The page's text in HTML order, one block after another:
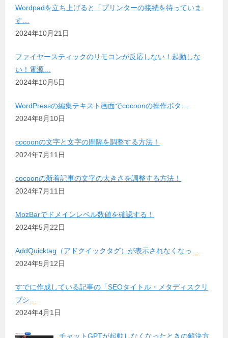
Wordpadを立ち上げると「プリンターの接続を待っていま
す…
2024年10月21日
ファイヤースティックのリモコンが反応しない！起動しな
い！電源…
2024年10月5日
WordPressの編集テキスト画面でcocoonの操作ボタ…
2024年8月10日
cocoonの文字と文字の間隔を調整する方法！
2024年7月11日
cocoonの新着記事の文字の大きさを調整する方法！
2024年7月11日
MozBarでドメインレベル数値を確認する！
2024年5月22日
AddQuicktag（アドクイックタグ）が表示されなくなっ…
2024年5月12日
すでに作成している記事の「SEOタイトル・メタディスクリ
プシ…
2024年4月1日
チャットGPTが起動しなくなったときの解決方